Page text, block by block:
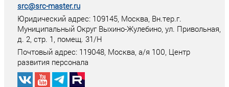
src@src-master.ru
Юридический адрес: 109145, Москва, Вн.тер.г.
Муниципальный Округ Выхино-Жулебино, ул. Привольная,
д. 2, стр. 1, помещ. 31/Н
Почтовый адрес: 119048, Москва, а/я 100, Центр
развития персонала